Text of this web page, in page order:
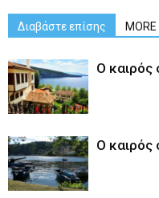
Διαβάστε επίσης
Ο
Ο